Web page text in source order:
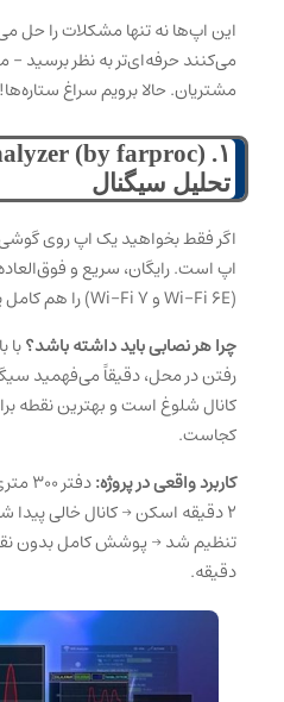
این اپ‌ها نه تنها مشکلات را حل
می‌کنند حرفه‌ای‌تر به نظر برسید –
مشتریان. حالا برویم سراغ ستاره‌ها!
تحلیل سیگنال
اگر فقط بخواهید یک اپ روی
(Wi-Fi 6E و Wi-Fi 7) را هم کامل پشتیبانی می‌کند.
چرا هر نصابی باید داشته باشد؟با
رفتن در محل، دقیقاً می‌فهمید
کانال شلوغ است و بهترین
کجاست.
کاربرد واقعی در پروژه:
۲ دقیقه اسکن → کانال خالی پیدا
دقیقه.